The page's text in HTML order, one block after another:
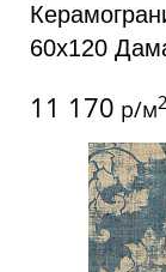
60x120
11 170 р/м2